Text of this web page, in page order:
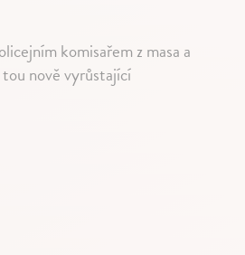
komisařem z masa a
nově vyrůstající